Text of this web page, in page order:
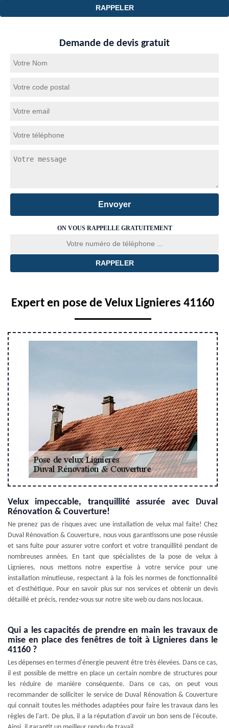
Demande de devis gratuit
ON VOUS RAPPELLE GRATUITEMENT
Expert en pose de Velux Lignieres 41160
Velux impeccable, tranquillité assurée avec Duval
Rénovation & Couverture!
Ne prenez pas de risques avec une installation de velux mal faite! Chez
Duval Rénovation & Couverture, nous vous garantissons une pose réussie
et sans fuite pour assurer votre confort et votre tranquillité pendant de
nombreuses années. En tant que spécialistes de la pose de velux à
Lignieres, nous mettons notre expertise à votre service pour une
installation minutieuse, respectant à la fois les normes de fonctionnalité
et d'esthétique. Pour en savoir plus sur nos services et obtenir un devis
détaillé et précis, rendez-vous sur notre site web ou dans nos locaux.
Qui a les capacités de prendre en main les travaux de
mise en place des fenêtres de toit à Lignieres dans le
41160 ?
Les dépenses en termes d'énergie peuvent être très élevées. Dans ce cas,
il est possible de mettre en place un certain nombre de structures pour
les réduire de manière conséquente. Dans ce cas, on peut vous
recommander de solliciter le service de Duval Rénovation & Couverture
qui connait toutes les méthodes adaptées pour faire les travaux dans les
règles de l'art. De plus, il a la réputation d'avoir un bon sens de l'écoute.